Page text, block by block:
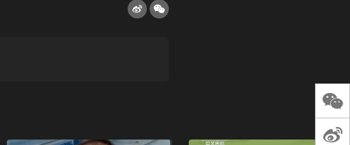
谈过去 谈谈未来
天桥艺术中心一